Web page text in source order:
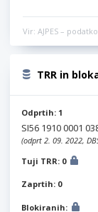
Vir: AJPES –
TRR in
Odprtih: 1
SI56 1910 0001
(odprt 2. 09. 2022,
Tuji TRR: 0
Zaprtih: 0
Blokiranih: